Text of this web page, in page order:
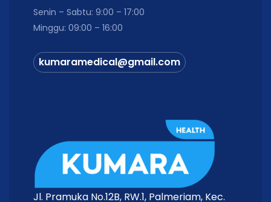
Senin – Sabtu: 9:00 – 17:00
Minggu: 09:00 – 16:00
kumaramedical@gmail.com
Jl. Pramuka No.12B, RW.1, Palmeriam, Kec.